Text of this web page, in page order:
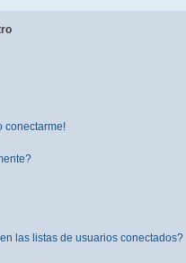
conectarme!
las listas de usuarios conectados?